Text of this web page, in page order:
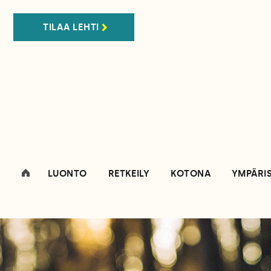
TILAA LEHTI
LUONTO RETKEILY KOTONA